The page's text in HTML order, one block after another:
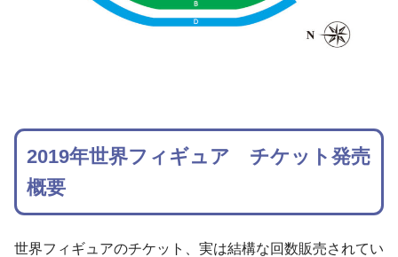
2019年世界フィギュア チケット発売
概要
世界フィギュアのチケット、実は結構な回数販売されてい